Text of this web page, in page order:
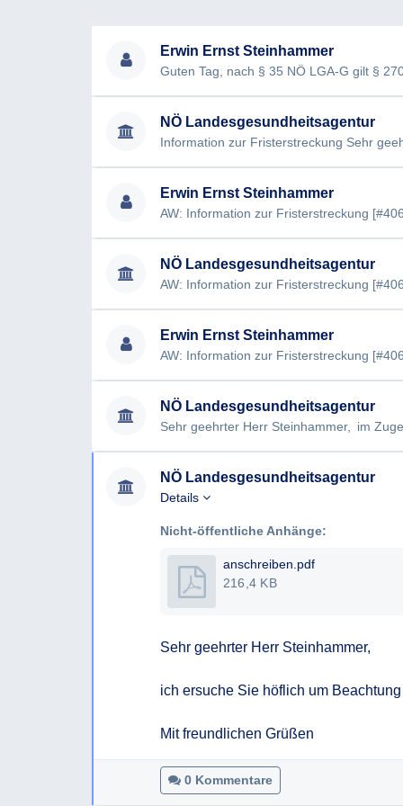
Tätigkeit stammen und welcher Abschnitt
Anwendung kommen werden.
Die Glaubhaftmachung meiner Identität ist
Mit freundlichen Grüßen
Erwin Ernst Steinhammer
NÖ Landesgesundheitsagentur
Erwin Ernst Steinhammer
NÖ Landesgesundheitsagentur
Erwin Ernst Steinhammer
NÖ Landesgesundheitsagentur
NÖ Landesgesundheitsagentur
Details
Nicht-öffentliche Anhänge:
anschreiben.pdf
216,4 KB
Sehr geehrter Herr Steinhammer,
ich ersuche Sie höflich um
Mit freundlichen Grüßen
0 Kommentare